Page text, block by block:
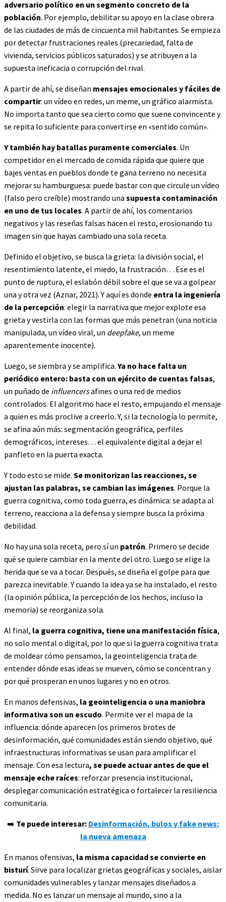
adversario político en un segmento concreto de la
población. Por ejemplo, debilitar su apoyo en la clase obrera
de las ciudades de más de cincuenta mil habitantes. Se empieza
por detectar frustraciones reales (precariedad, falta de
vivienda, servicios públicos saturados) y se atribuyen a la
supuesta ineficacia o corrupción del rival.
A partir de ahí, se diseñan mensajes emocionales y fáciles de
compartir: un vídeo en redes, un meme, un gráfico alarmista.
No importa tanto que sea cierto como que suene convincente y
se repita lo suficiente para convertirse en «sentido común».
Y también hay batallas puramente comerciales. Un
competidor en el mercado de comida rápida que quiere que
bajes ventas en pueblos donde te gana terreno no necesita
mejorar su hamburguesa: puede bastar con que circule un vídeo
(falso pero creíble) mostrando una supuesta contaminación
en uno de tus locales. A partir de ahí, los comentarios
negativos y las reseñas falsas hacen el resto, erosionando tu
imagen sin que hayas cambiado una sola receta.
Definido el objetivo, se busca la grieta: la división social, el
resentimiento latente, el miedo, la frustración… Ese es el
punto de ruptura, el eslabón débil sobre el que se va a golpear
una y otra vez (Aznar, 2021). Y aquí es donde entra la ingeniería
de la percepción: elegir la narrativa que mejor explote esa
grieta y vestirla con las formas que más penetran (una noticia
manipulada, un vídeo viral, un deepfake, un meme
aparentemente inocente).
Luego, se siembra y se amplifica. Ya no hace falta un
periódico entero: basta con un ejército de cuentas falsas,
un puñado de influencersafines o una red de medios
controlados. El algoritmo hace el resto, empujando el mensaje
a quien es más proclive a creerlo. Y, si la tecnología lo permite,
se afina aún más: segmentación geográfica, perfiles
demográficos, intereses… el equivalente digital a dejar el
panfleto en la puerta exacta.
Y todo esto se mide. Se monitorizan las reacciones, se
ajustan las palabras, se cambian las imágenes. Porque la
guerra cognitiva, como toda guerra, es dinámica: se adapta al
terreno, reacciona a la defensa y siempre busca la próxima
debilidad.
No hay una sola receta, pero sí un patrón. Primero se decide
qué se quiere cambiar en la mente del otro. Luego se elige la
herida que se va a tocar. Después, se diseña el golpe para que
parezca inevitable. Y cuando la idea ya se ha instalado, el resto
(la opinión pública, la percepción de los hechos, incluso la
memoria) se reorganiza sola.
Al final, la guerra cognitiva, tiene una manifestación física,
no solo mental o digital, por lo que si la guerra cognitiva trata
de moldear cómo pensamos, la geointeligencia trata de
entender dónde esas ideas se mueven, cómo se concentran y
por qué prosperan en unos lugares y no en otros.
En manos defensivas, la geointeligencia o una maniobra
informativa son un escudo. Permite ver el mapa de la
influencia: dónde aparecen los primeros brotes de
desinformación, qué comunidades están siendo objetivo, qué
infraestructuras informativas se usan para amplificar el
mensaje. Con esa lectura, se puede actuar antes de que el
mensaje eche raíces: reforzar presencia institucional,
desplegar comunicación estratégica o fortalecer la resiliencia
comunitaria.
➡️ Te puede interesar: Desinformación, bulos y fake news:
la nueva amenaza
En manos ofensivas, la misma capacidad se convierte en
bisturí. Sirve para localizar grietas geográficas y sociales, aislar
comunidades vulnerables y lanzar mensajes diseñados a
medida. No es lanzar un mensaje al mundo, sino a la